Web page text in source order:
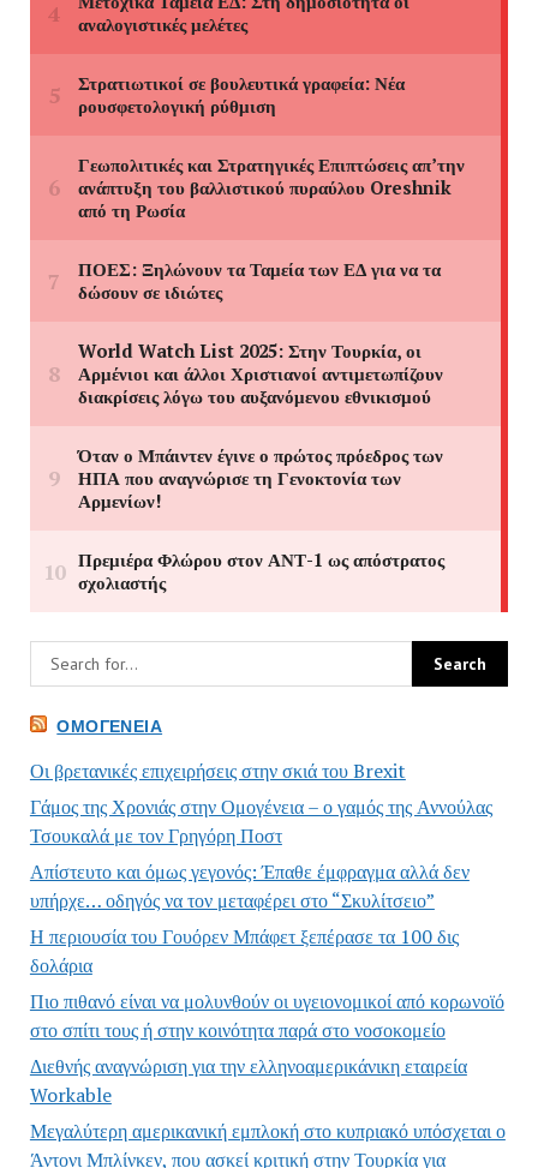
ΟΜΟΓΈΝΕΙΑ
Οι βρετανικές επιχειρήσεις στην σκιά του Brexit
Γάμος της Χρονιάς στην Ομογένεια – ο γαμός της Αννούλας
Τσουκαλά με τον Γρηγόρη Ποστ
Απίστευτο και όμως γεγονός: Έπαθε έμφραγμα αλλά δεν
υπήρχε… οδηγός να τον μεταφέρει στο “Σκυλίτσειο”
Η περιουσία του Γουόρεν Μπάφετ ξεπέρασε τα 100 δις
δολάρια
Πιο πιθανό είναι να μολυνθούν οι υγειονομικοί από κορωνοϊό
στο σπίτι τους ή στην κοινότητα παρά στο νοσοκομείο
Διεθνής αναγνώριση για την ελληνοαμερικάνικη εταιρεία
Workable
Μεγαλύτερη αμερικανική εμπλοκή στο κυπριακό υπόσχεται ο
Άντονι Μπλίνκεν, που ασκεί κριτική στην Τουρκία για